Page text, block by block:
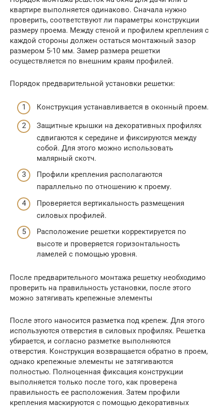
квартире выполняется одинаково. Сначала нужно
проверить, соответствуют ли параметры конструкции
размеру проема. Между стеной и профилем крепления с
каждой стороны должен остаться монтажный зазор
размером 5-10 мм. Замер размера решетки
осуществляется по внешним краям профилей.
Порядок предварительной установки решетки:
Конструкция устанавливается в оконный проем.
Защитные крышки на декоративных профилях
сдвигаются к середине и фиксируются между
собой. Для этого можно использовать
малярный скотч.
Профили крепления располагаются
параллельно по отношению к проему.
Проверяется вертикальность размещения
силовых профилей.
Расположение решетки корректируется по
высоте и проверяется горизонтальность
ламелей с помощью уровня.
После предварительного монтажа решетку необходимо
проверить на правильность установки, после этого
можно затягивать крепежные элементы
После этого наносится разметка под крепеж. Для этого
используются отверстия в силовых профилях. Решетка
убирается, и согласно разметке выполняются
отверстия. Конструкция возвращается обратно в проем,
однако крепежные элементы не затягиваются
полностью. Полноценная фиксация конструкции
выполняется только после того, как проверена
правильность ее расположения. Затем профили
крепления маскируются с помощью декоративных